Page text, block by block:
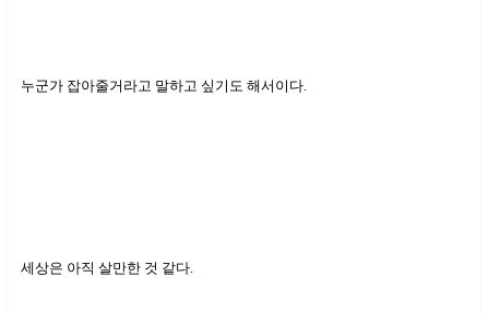
누군가 잡아줄거라고 말하고 싶기도 해서이다.
세상은 아직 살만한 것 같다.